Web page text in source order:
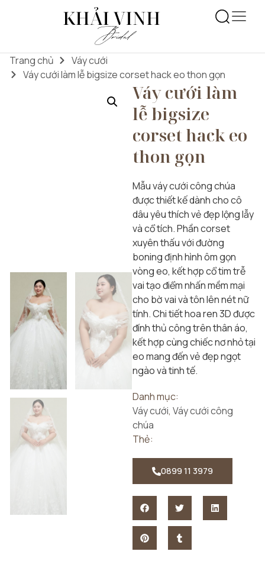
Trang chủ
Váy cưới
Váy cưới làm lễ bigsize corset hack eo thon gọn
Váy cưới làm
lễ bigsize
corset hack eo
thon gọn
Mẫu váy cưới công chúa
được thiết kế dành cho cô
dâu yêu thích vẻ đẹp lộng lẫy
và cổ tích. Phần corset
xuyên thấu với đường
boning định hình ôm gọn
vòng eo, kết hợp cổ tim trễ
vai tạo điểm nhấn mềm mại
cho bờ vai và tôn lên nét nữ
tính. Chi tiết hoa ren 3D được
đính thủ công trên thân áo,
kết hợp cùng chiếc nơ nhỏ tại
eo mang đến vẻ đẹp ngọt
ngào và tinh tế.
Danh mục:
Váy cưới, Váy cưới công
chúa
Thẻ:
0899 11 3979